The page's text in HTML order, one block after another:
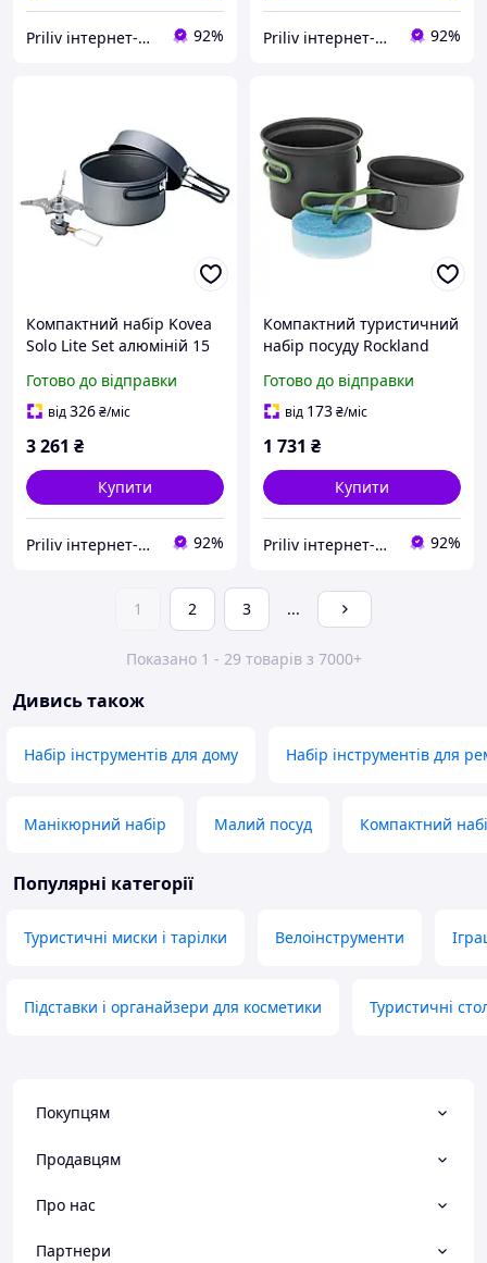
Priliv інтернет-магазин 92% Priliv інтернет-магазин 92%
Компактний набір Kovea
Solo Lite Set алюміній 15
Готово до відправки
від326₴/міс
3 261 ₴
Купити
Priliv інтернет-магазин 92%
Компактний туристичний
набір посуду Rockland
алюміній 0.75 л 0.3 л вага
215 г
Готово до відправки
від 173₴/міс
1 731 ₴
Купити
Priliv інтернет-магазин 92%
1 2 3 ...
Показано 1 - 29 товарів з 7000+
Дивись також
Набір інструментів для дому Набір інструментів для
Манікюрний набір Малий посуд Компактний
Популярні категорії
Туристичні миски і тарілки Велоінструменти
Підставки і органайзери для косметики Туристичні
Покупцям
Продавцям
Про нас
Партнери